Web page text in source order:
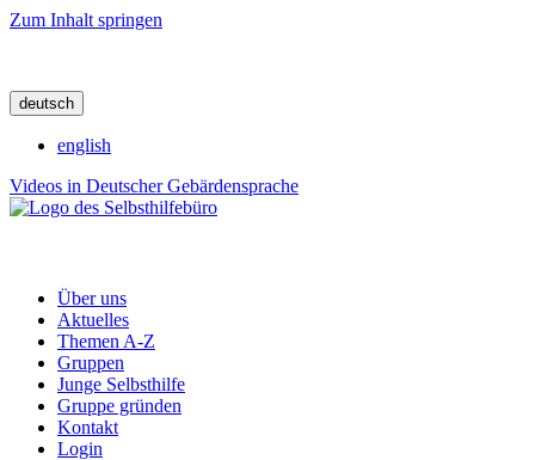
Zum Inhalt springen
deutsch
english
Videos in Deutscher Gebärdensprache
Über uns
Aktuelles
Themen A-Z
Gruppen
Junge Selbsthilfe
Gruppe gründen
Kontakt
Login